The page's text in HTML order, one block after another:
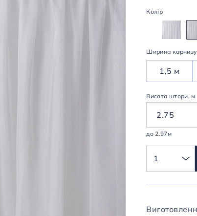
Колір
Ширина
1,5 м
Висота штори, м
до 2.97м
1